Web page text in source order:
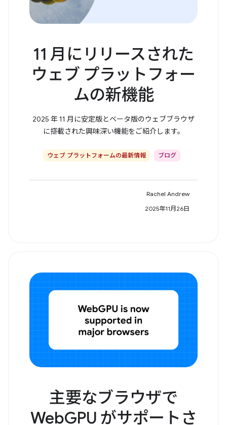
11 月にリリースされた
ウェブ プラットフォー
ムの新機能
2025 年 11 月に安定版とベータ版のウェブブラウザ
に搭載された興味深い機能をご紹介します。
ウェブ プラットフォームの最新情報 ブログ
Rachel Andrew
2025年11月26日
主要なブラウザで
WebGPU がサポートさ